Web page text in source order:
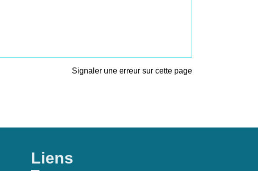
Signaler une erreur sur cette page
Liens